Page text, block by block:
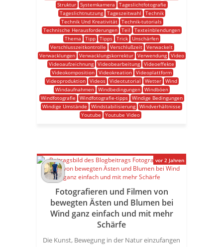
Struktur
Systemkamera
Tageslichtfotografie
Tageslichtnutzung
Tageszeitwahl
Technik
Technik Und Kreativität Technik-tutorials
Technische Herausforderungen
Teil
Texteinblendungen
Thema
Tipp Tipps Trick
Unschärfen
Verschlusszeitkontrolle
Verschlußzeit Verwackelt
Verwacklungen
Verwacklungskorrektur Verwendung
Video
Videoaufzeichnung Videobearbeitung Videoeffekte
Videokomposition
Videokreation
Videoplattform
Videoproduktion
Videos Videotutorial Wetter
Wind
Windaufnahmen
Windbedingungen
Windböen
Windfotografie
Windfotografie-tipps
Windige Bedingungen
Windige Umstände
Windstabilisierung Windverhältnisse
Youtube
Youtube Video
Fotografieren und Filmen von
bewegten Ästen und Blumen bei
Wind ganz einfach und mit mehr
Schärfe
Die Kunst, Bewegung in der Natur einzufangen
vor 2 Jahren